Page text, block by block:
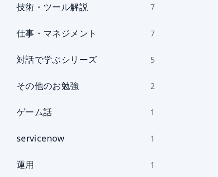
技術・ツール解説 7
仕事・マネジメント 7
対話で学ぶシリーズ 5
その他のお勉強 2
ゲーム話 1
servicenow 1
運用 1